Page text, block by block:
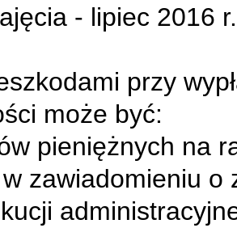
- lipiec 2016
przy
może być:
pieniężnych na
zawiadomieniu o